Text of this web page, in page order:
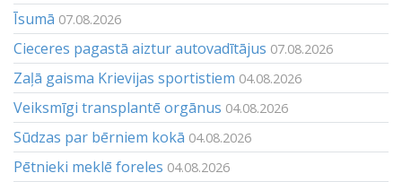
Īsumā 07.08.2026
Cieceres pagastā aiztur autovadītājus 07.08.2026
Zaļā gaisma Krievijas sportistiem 04.08.2026
Veiksmīgi transplantē orgānus 04.08.2026
Sūdzas par bērniem kokā 04.08.2026
Pētnieki meklē foreles 04.08.2026